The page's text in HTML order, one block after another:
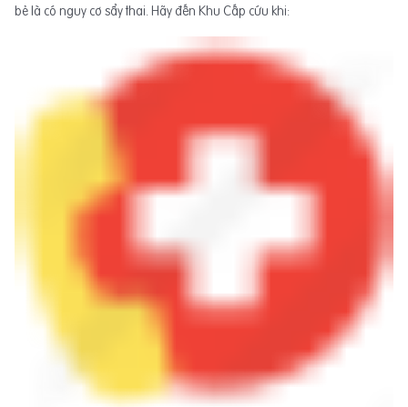
bẻ là có nguy cơ sẩy thai. Hãy đến Khu Cấp cứu khi: